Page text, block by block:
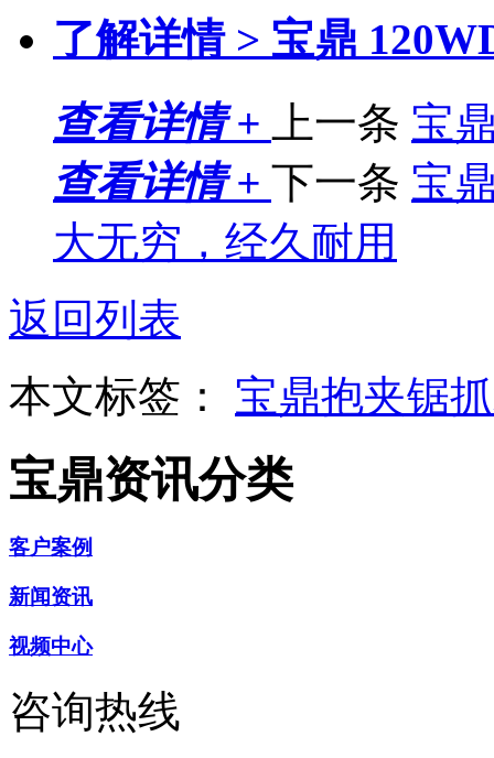
了解详情 > 宝鼎
查看详情 +
上一条 宝
查看详情 + 下一条 宝
大无穷，经久耐用
返回列表
本文标签： 宝鼎抱夹锯
宝鼎资讯分类
客户案例
新闻资讯
视频中心
咨询热线